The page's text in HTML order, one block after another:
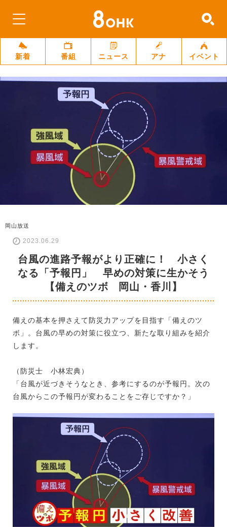
新着 番組 ニュース アナ イベント
岡山放送
2023.06.29
台風の進路予報がより正確に！ 小さく
なる「予報円」 早めの対策に生かそう
【備えのツボ 岡山・香川】
備えの基本を押さえて防災力アップを目指す「備えのツ
ボ」。台風の早めの対策に役立つ、新たな取り組みを紹介
します。
（防災士 小林宏典）
「台風が近づきそうなとき、参考にするのが予報円。次の
台風からこの予報円が変わることをご存じですか？」